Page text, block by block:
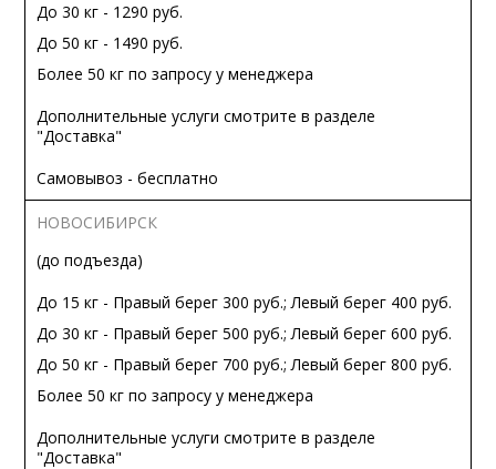
До 30 кг - 1290 руб.
До 50 кг - 1490 руб.
Более 50 кг по запросу у менеджера
Дополнительные услуги смотрите в разделе
"Доставка"
Самовывоз - бесплатно
НОВОСИБИРСК
(до подъезда)
До 15 кг - Правый берег 300 руб.; Левый берег 400 руб.
До 30 кг - Правый берег 500 руб.; Левый берег 600 руб.
До 50 кг - Правый берег 700 руб.; Левый берег 800 руб.
Более 50 кг по запросу у менеджера
Дополнительные услуги смотрите в разделе
"Доставка"